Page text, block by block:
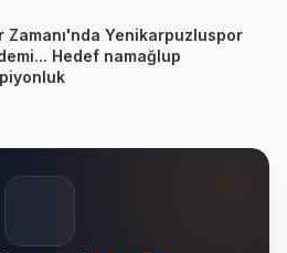
Zamanı'nda Yenikarpuzluspor
Hedef namağlup